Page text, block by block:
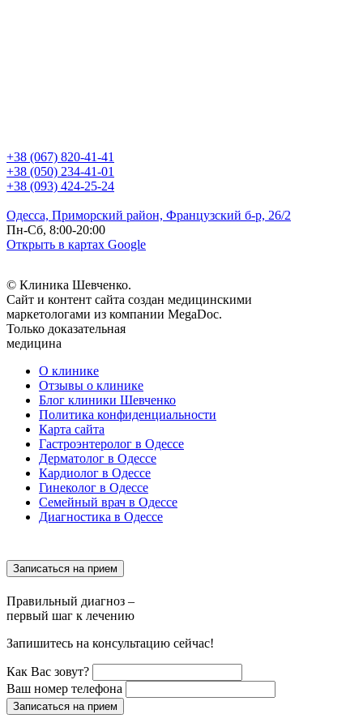
+38 (067) 820-41-41
+38 (050) 234-41-01
+38 (093) 424-25-24
Одесса, Приморский район, Французский б-р, 26/2
Пн-Сб, 8:00-20:00
Открыть в картах Google
© Клиника Шевченко.
Сайт и контент сайта создан медицинскими
маркетологами из компании MegaDoc.
Только доказательная
медицина
О клинике
Отзывы о клинике
Блог клиники Шевченко
Политика конфиденциальности
Карта сайта
Гастроэнтеролог в Одессе
Дерматолог в Одессе
Кардиолог в Одессе
Гинеколог в Одессе
Семейный врач в Одессе
Диагностика в Одессе
Записаться на прием
Правильный диагноз –
первый шаг к лечению
Запишитесь на консультацию сейчас!
Как Вас зовут?
Ваш номер телефона
Записаться на прием